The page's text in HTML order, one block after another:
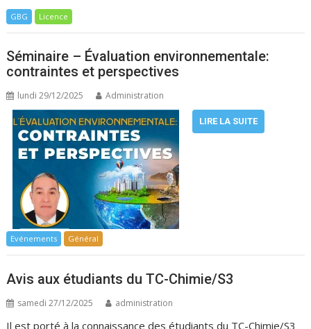
GBG Licence
Séminaire – Évaluation environnementale:
contraintes et perspectives
lundi 29/12/2025 Administration
LIRE LA SUITE
Evénements Général
Avis aux étudiants du TC-Chimie/S3
samedi 27/12/2025 administration
Il est porté à la connaissance des étudiants du TC-Chimie/S3